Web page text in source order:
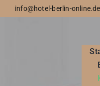
Zum
Inhalt
info@hotel-berlin-